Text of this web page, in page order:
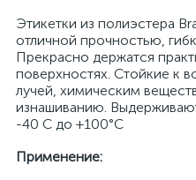
Этикетки из полиэстера
отличной прочностью,
Прекрасно держатся
поверхностях. Стойкие к
лучей, химическим
изнашиванию.
-40 С до +100°С
Применение: